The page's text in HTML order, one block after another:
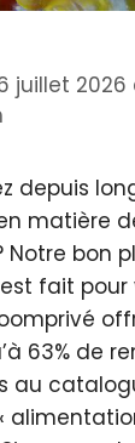
2026
depuis
matière
Notre bon
fait pour
63% de
au